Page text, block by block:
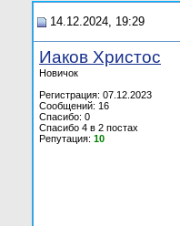
14.12.2024, 19:29
Иаков Христос
Новичок
Регистрация: 07.12.2023
Сообщений: 16
Спасибо: 0
Спасибо 4 в 2 постах
Репутация: 10